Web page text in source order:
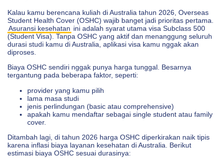
Kalau kamu berencana kuliah di Australia tahun 2026, Overseas
Student Health Cover (OSHC) wajib banget jadi prioritas pertama.
Asuransi kesehatan ini adalah syarat utama visa Subclass 500
(Student Visa). Tanpa OSHC yang aktif dan menanggung seluruh
durasi studi kamu di Australia, aplikasi visa kamu nggak akan
diproses.
Biaya OSHC sendiri nggak punya harga tunggal. Besarnya
tergantung pada beberapa faktor, seperti:
provider yang kamu pilih
lama masa studi
jenis perlindungan (basic atau comprehensive)
apakah kamu mendaftar sebagai single student atau family
cover.
Ditambah lagi, di tahun 2026 harga OSHC diperkirakan naik tipis
karena inflasi biaya layanan kesehatan di Australia. Berikut
estimasi biaya OSHC sesuai durasinya: